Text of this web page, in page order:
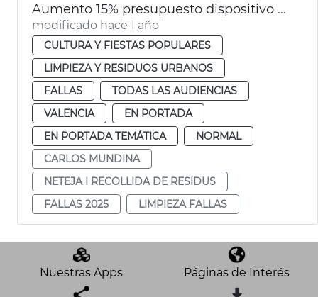
Aumento 15% presupuesto dispositivo limpieza Fallas 2025 València
modificado hace 1 año
CULTURA Y FIESTAS POPULARES
LIMPIEZA Y RESIDUOS URBANOS
FALLAS
TODAS LAS AUDIENCIAS
VALENCIA
EN PORTADA
EN PORTADA TEMÁTICA
NORMAL
CARLOS MUNDINA
NETEJA I RECOLLIDA DE RESIDUS
FALLAS 2025
LIMPIEZA FALLAS
Nuestras Apps Páginas de Interés